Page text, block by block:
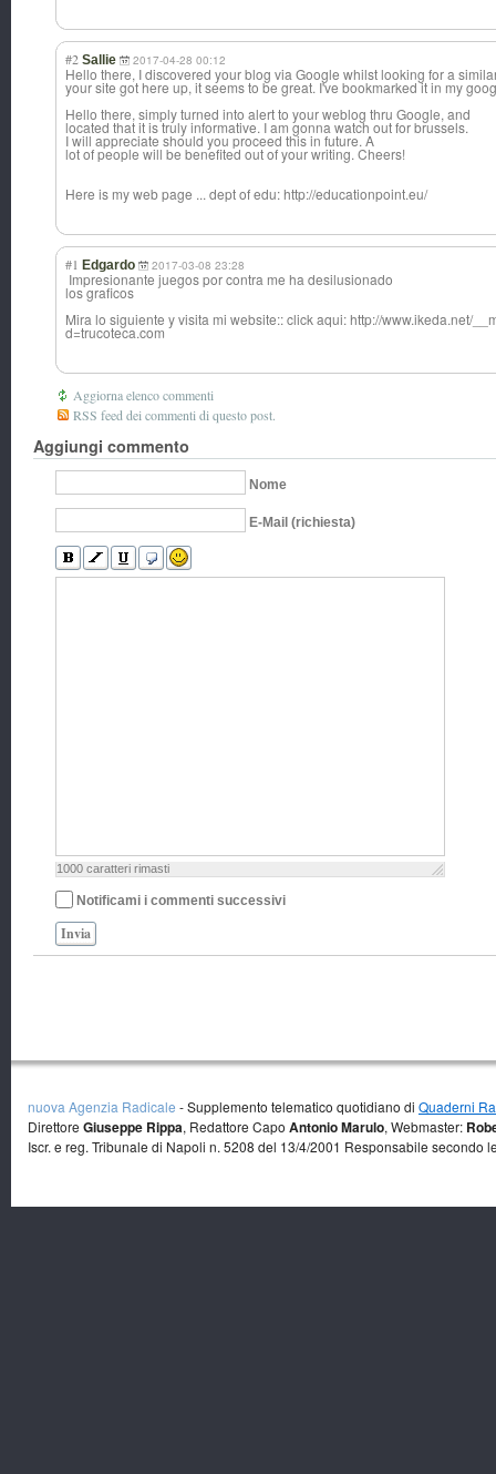
#2 Sallie 2017-04-28 00:12
Hello there, I discovered your blog via Google whilst looking for a
your site got here up, it seems to be great. I've bookmarked it in my
Hello there, simply turned into alert to your weblog thru Google, and
located that it is truly informative. I am gonna watch out for brussels.
I will appreciate should you proceed this in future. A
lot of people will be benefited out of your writing. Cheers!
Here is my web page ... dept of edu: http://educationpoint.eu/
#1 Edgardo 2017-03-08 23:28
Impresionante juegos por contra me ha desilusionado
los graficos
Mira lo siguiente y visita mi website:: click aqui: http://www.ikeda.net/
d=trucoteca.com
Aggiorna elenco commenti
RSS feed dei commenti di questo post.
Aggiungi commento
Nome
E-Mail (richiesta)
1000 caratteri rimasti
Notificami i commenti successivi
Invia
nuova Agenzia Radicale - Supplemento telematico quotidiano di Quaderni
Direttore Giuseppe Rippa, Redattore Capo Antonio Marulo, Webmaster:
Iscr. e reg. Tribunale di Napoli n. 5208 del 13/4/2001 Responsabile secondo